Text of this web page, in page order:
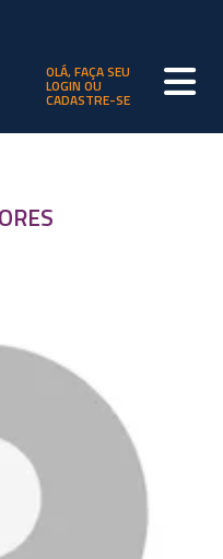
OLÁ, FAÇA SEU
LOGIN OU
CADASTRE-SE